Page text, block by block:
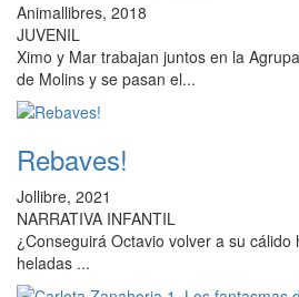
Animallibres, 2018
JUVENIL
Ximo y Mar trabajan juntos en la
de Molins y se pasan el...
Rebaves!
Jollibre, 2021
NARRATIVA INFANTIL
¿Conseguirá Octavio volver a su
heladas ...